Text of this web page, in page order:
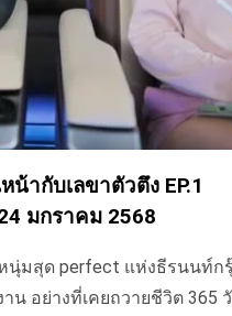
น้ากับเลขาตัวตึง EP.1
มกราคม 2568
หนุ่มสุด perfect แห่งธีรนนท์ก
อย่างที่เคยถวายชีวิต 365